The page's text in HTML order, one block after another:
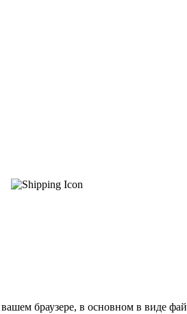
браузере, в основном в виде